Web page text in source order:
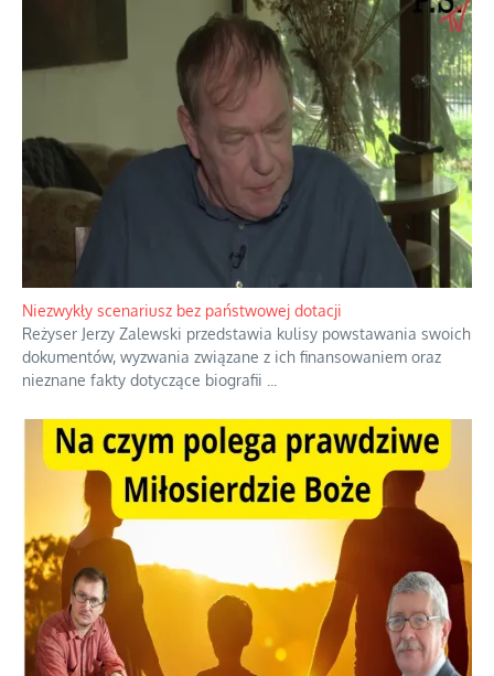
Niezwykły scenariusz bez państwowej dotacji
Reżyser Jerzy Zalewski przedstawia kulisy powstawania swoich
dokumentów, wyzwania związane z ich finansowaniem oraz
nieznane fakty dotyczące biografii